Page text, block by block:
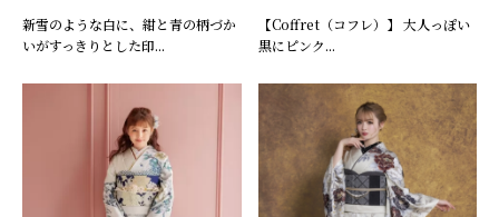
新雪のような白に、紺と青の柄づか
いがすっきりとした印...
【Coffret（コフレ）】 大人っぽい
黒にピンク...